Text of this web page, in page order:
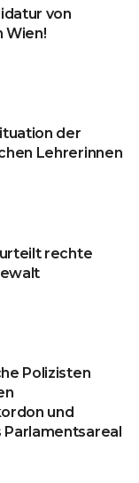
von
Wien!
der
Lehrerinnen
rechte
Polizisten
und
Parlamentsareal